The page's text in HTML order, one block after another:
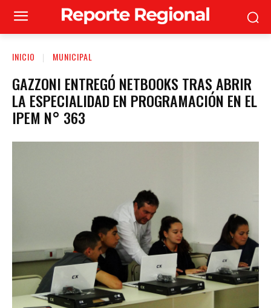
INICIO MUNICIPAL
GAZZONI ENTREGÓ NETBOOKS TRAS ABRIR
LA ESPECIALIDAD EN PROGRAMACIÓN EN EL
IPEM N° 363